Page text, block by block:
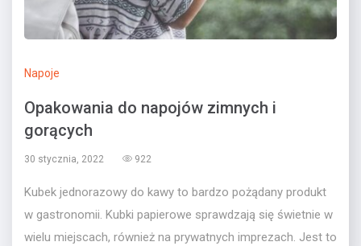
Napoje
Opakowania do napojów zimnych i
gorących
30 stycznia, 2022 922
Kubek jednorazowy do kawy to bardzo pożądany produkt
w gastronomii. Kubki papierowe sprawdzają się świetnie w
wielu miejscach, również na prywatnych imprezach. Jest to